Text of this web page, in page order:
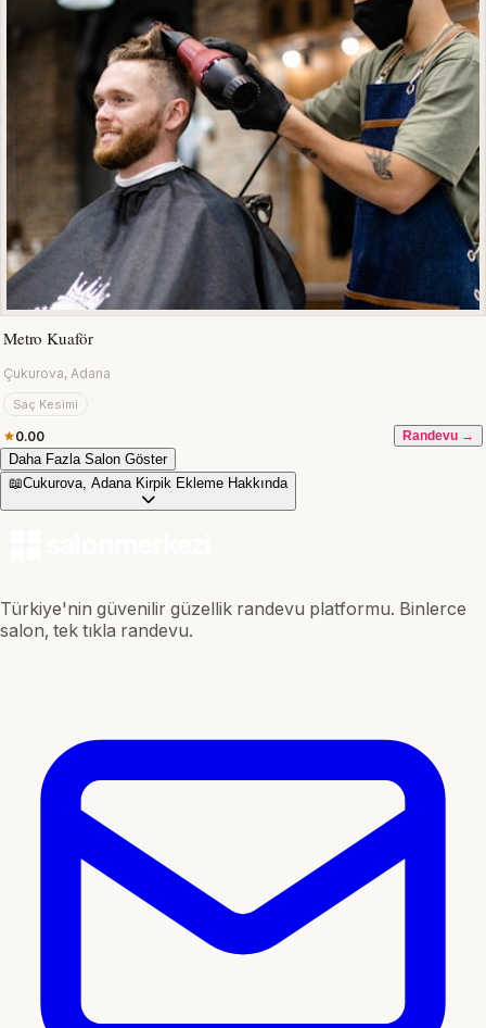
Metro Kuaför
Çukurova, Adana
Saç Kesimi
0.00 Randevu →
Daha Fazla Salon Göster
📖Cukurova, Adana Kirpik Ekleme Hakkında
Türkiye'nin güvenilir güzellik randevu platformu. Binlerce
salon, tek tıkla randevu.